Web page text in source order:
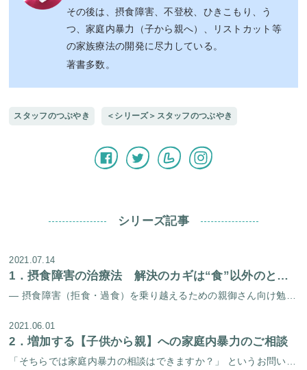
その後は、摂食障害、不登校、ひきこもり、う
つ、家庭内暴力（子から親へ）、リストカット等
の家族療法の開発に尽力している。
著書多数。
スタッフのつぶやき ＜シリーズ＞スタッフのつぶやき
シリーズ記事
2021.07.14
1． 摂食障害の治療法 解決のカギは“食”以外のところに目を向けること
2021.06.01
2． 増加する【子供から親】への家庭内暴力のご相談